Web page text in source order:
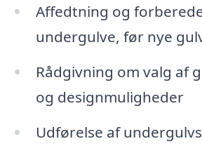
Affedtning og
undergulve, før nye
Rådgivning om valg af
og designmuligheder
Udførelse af